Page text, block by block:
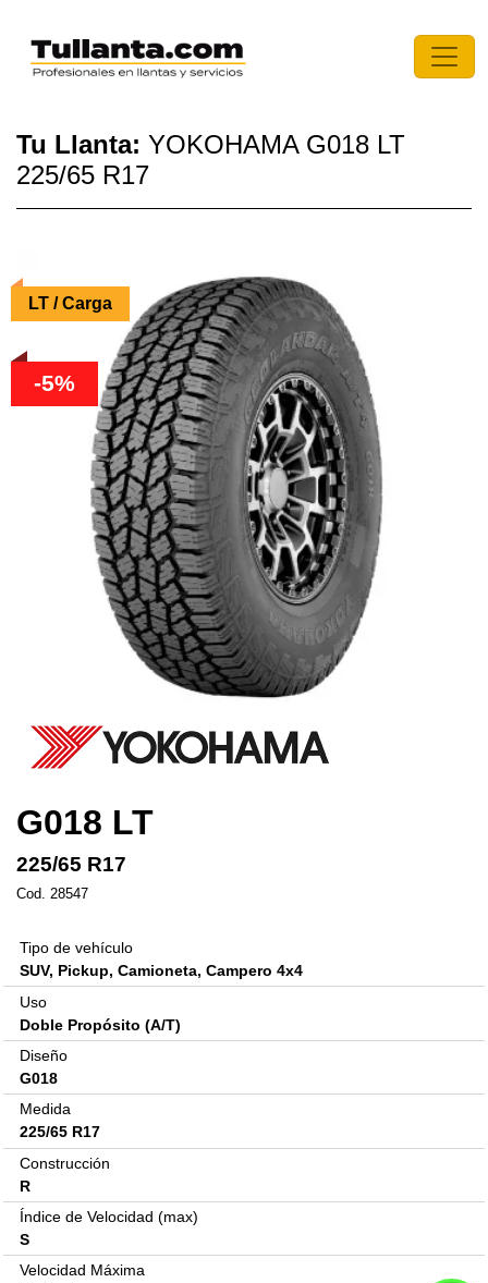
Tu Llanta: YOKOHAMA G018 LT
225/65 R17
LT / Carga
-5%
G018 LT
225/65 R17
Cod. 28547
Tipo de vehículo
SUV, Pickup, Camioneta, Campero 4x4
Uso
Doble Propósito (A/T)
Diseño
G018
Medida
225/65 R17
Construcción
R
Índice de Velocidad (max)
S
Velocidad Máxima